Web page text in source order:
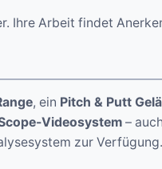
Ihre Arbeit findet
, ein Pitch & Putt
Videosystem –
zur Verfügung.